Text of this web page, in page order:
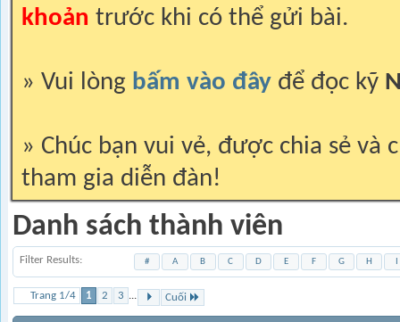
khoản trước khi có thể gửi bài.
» Vui lòng bấm vào đây để đọc kỹ
» Chúc bạn vui vẻ, được chia sẻ và
tham gia diễn đàn!
Danh sách thành viên
Filter Results # A B C D E F G H
Trang 1/4 1 2 3 ... Cuối